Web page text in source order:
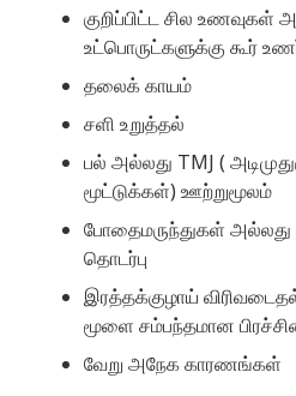
குறிப்பிட்ட சில
உட்பொருட்களுக்கு கூர்
தலைக் காயம்
சளி உறுத்தல்
பல் அல்லது TMJ (
மூட்டுக்கள்) ஊற்றுமூலம்
போதைமருந்துகள் அல்லது
தொடர்பு
இரத்தக்குழாய்
மூளை சம்பந்தமான
வேறு அநேக காரணங்கள்